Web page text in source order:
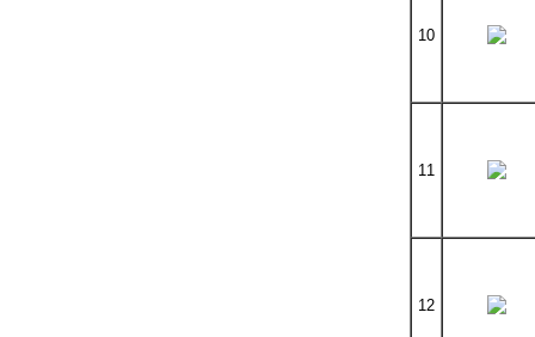
10
11
12